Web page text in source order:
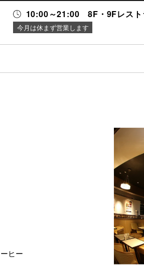
10:00～21:00 8F・9Fレスト
今月は休まず営業します
ント
ヒー